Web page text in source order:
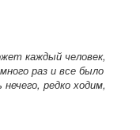
каждый человек,
раз и все было
редко ходим,